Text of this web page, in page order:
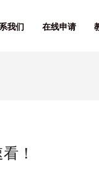
我们 在线申请
！